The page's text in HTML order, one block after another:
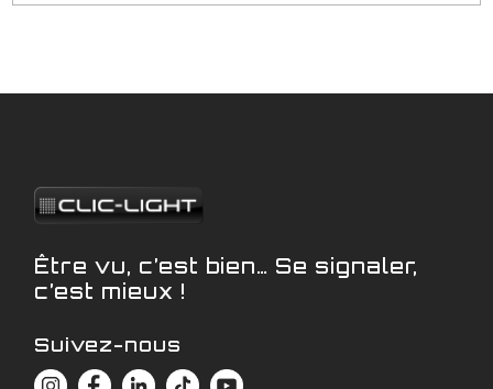
Être vu, c’est bien… Se signaler,
c’est mieux !
Suivez-nous